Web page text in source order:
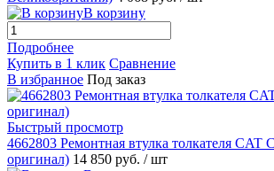
В корзину
Подробнее
Купить в 1 клик Сравнение
В избранное Под заказ
Быстрый просмотр
4662803 Ремонтная втулка толкателя CAT
оригинал) 14 850 руб. / шт